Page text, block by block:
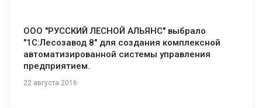
ООО "РУССКИЙ ЛЕСНОЙ АЛЬЯНС" выбрало
"1С:Лесозавод 8" для создания комплексной
автоматизированной системы управления
предприятием.
22 августа 2016